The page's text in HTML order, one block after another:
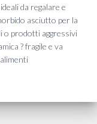
da regalare e
asciutto per la
o prodotti aggressivi
? fragile e va